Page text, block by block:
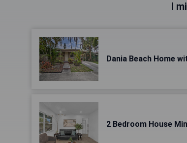
I
Dania Beach Home
2 Bedroom House